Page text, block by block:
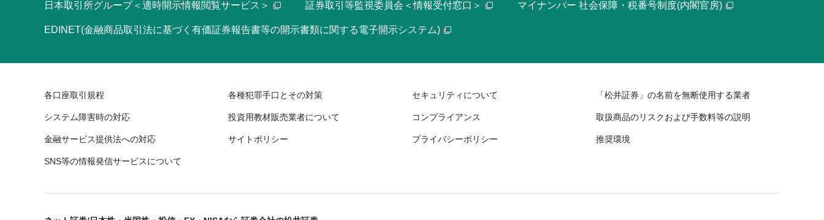
日本取引所グループ＜適時開示情報閲覧サービス＞ 証券取引等監視委員会＜情報受付窓口＞ マイナンバー 社会保障・税番号制度(内閣官房)
EDINET(金融商品取引法に基づく有価証券報告書等の開示書類に関する電子開示システム)
各口座取引規程 各種犯罪手口とその対策 セキュリティについて 「松井証券」の名前を無断使用する業者
システム障害時の対応 投資用教材販売業者について コンプライアンス 取扱商品のリスクおよび手数料等の説明
金融サービス提供法への対応 サイトポリシー プライバシーポリシー 推奨環境
SNS等の情報発信サービスについて